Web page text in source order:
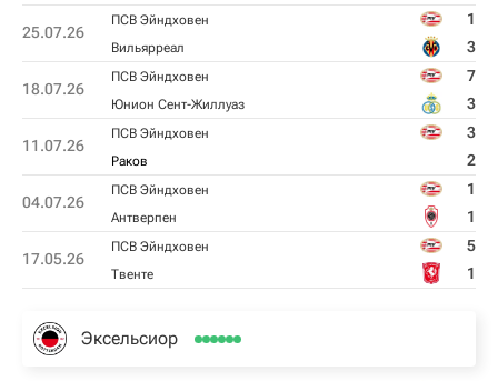
25.07.26
ПСВ Эйндховен 1
Вильярреал 3
18.07.26
ПСВ Эйндховен 7
Юнион Сент-Жиллуаз 3
11.07.26
ПСВ Эйндховен 3
Раков 2
04.07.26
ПСВ Эйндховен 1
Антверпен 1
17.05.26
ПСВ Эйндховен 5
Твенте 1
Эксельсиор